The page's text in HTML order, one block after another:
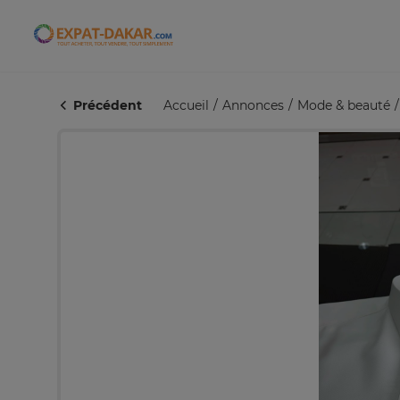
Expat-Dakar
Précédent Accueil Annonces Mode & beauté